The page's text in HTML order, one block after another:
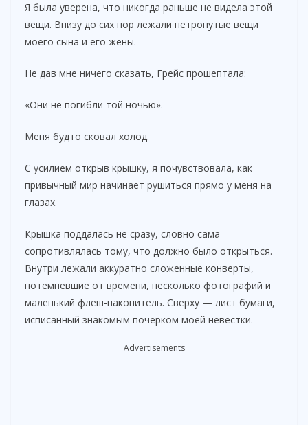
Я была уверена, что никогда раньше не видела этой
вещи. Внизу до сих пор лежали нетронутые вещи
моего сына и его жены.
Не дав мне ничего сказать, Грейс прошептала:
«Они не погибли той ночью».
Меня будто сковал холод.
С усилием открыв крышку, я почувствовала, как
привычный мир начинает рушиться прямо у меня на
глазах.
Крышка поддалась не сразу, словно сама
сопротивлялась тому, что должно было открыться.
Внутри лежали аккуратно сложенные конверты,
потемневшие от времени, несколько фотографий и
маленький флеш-накопитель. Сверху — лист бумаги,
исписанный знакомым почерком моей невестки.
Advertisements